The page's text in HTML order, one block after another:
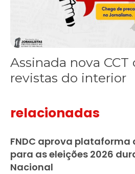
Assinada nova CCT
revistas do interior
relacionadas
FNDC aprova plataforma
para as eleições 2026
Nacional